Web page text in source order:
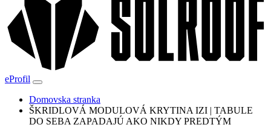
eProfil
Domovska stranka
ŠKRIDLOVÁ MODULOVÁ KRYTINA IZI | TABULE
DO SEBA ZAPADAJÚ AKO NIKDY PREDTÝM